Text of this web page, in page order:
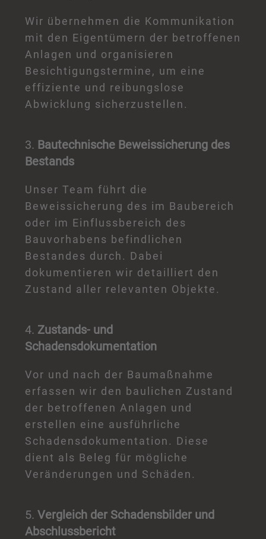
Wir übernehmen die Kommunikation
mit den Eigentümern der betroffenen
Anlagen und organisieren
Besichtigungstermine, um eine
effiziente und reibungslose
Abwicklung sicherzustellen.
3. Bautechnische Beweissicherung des
Bestands
Unser Team führt die
Beweissicherung des im Baubereich
oder im Einflussbereich des
Bauvorhabens befindlichen
Bestandes durch. Dabei
dokumentieren wir detailliert den
Zustand aller relevanten Objekte.
4. Zustands- und
Schadensdokumentation
Vor und nach der Baumaßnahme
erfassen wir den baulichen Zustand
der betroffenen Anlagen und
erstellen eine ausführliche
Schadensdokumentation. Diese
dient als Beleg für mögliche
Veränderungen und Schäden.
5. Vergleich der Schadensbilder und
Abschlussbericht